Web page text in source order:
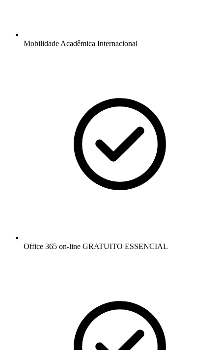
Mobilidade Acadêmica Internacional
Office 365 on-line GRATUITO ESSENCIAL